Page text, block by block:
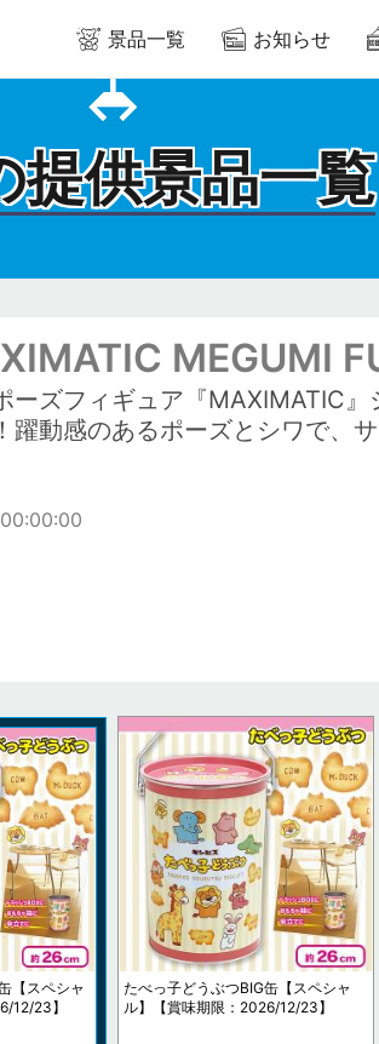
景品一覧 お知らせ
提供景品一覧
MEGUMI
ーズフィギュア『MAXIMATIC
躍動感のあるポーズとシワで、
【スペシャ
12/23】
たべっ子どうぶつBIG缶【スペシャ
ル】【賞味期限：2026/12/23】